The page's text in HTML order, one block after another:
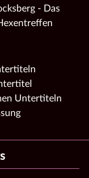
- Das
Untertiteln